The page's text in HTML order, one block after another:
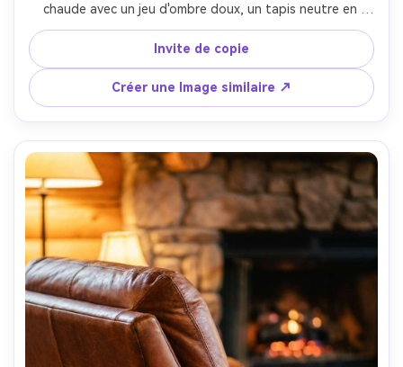
chaude avec un jeu d'ombre doux, un tapis neutre en
dessous, lumière naturelle de la fenêtre, prise sur Sony
A7R IV, 50mm, f/3.5, texture en osier photoréaliste,
ambiance confortable prête à Pinterest-AR 4:5
Invite de copie
Créer une Image similaire ↗